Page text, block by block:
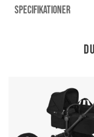
SPECIFIKATIONER